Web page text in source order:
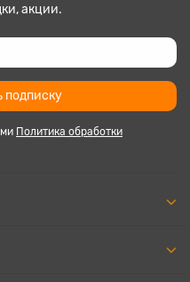
акции.
подписку
Политика обработки